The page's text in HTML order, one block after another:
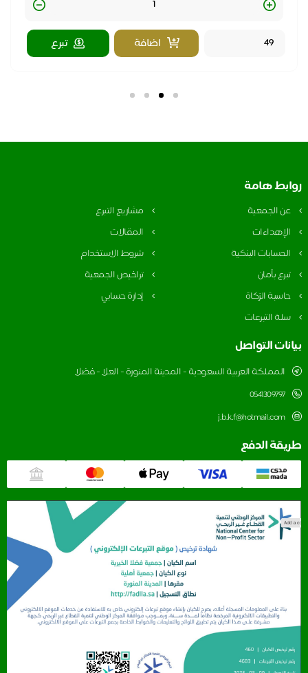
Quantity
اضافة
تبرع
هامة
الجمعية
مشاريع التبرع
المقالات
البنكية
شروط الاستخدام
بأمان
تراخيص الجمعية
الزكاة
إدارة حسابي
التبرعات
التواصل
المملكة العربية السعودية - المدينة المنورة - العلا - فضلا
0541309797
j.b.k.f@hotmail.com
الدفع